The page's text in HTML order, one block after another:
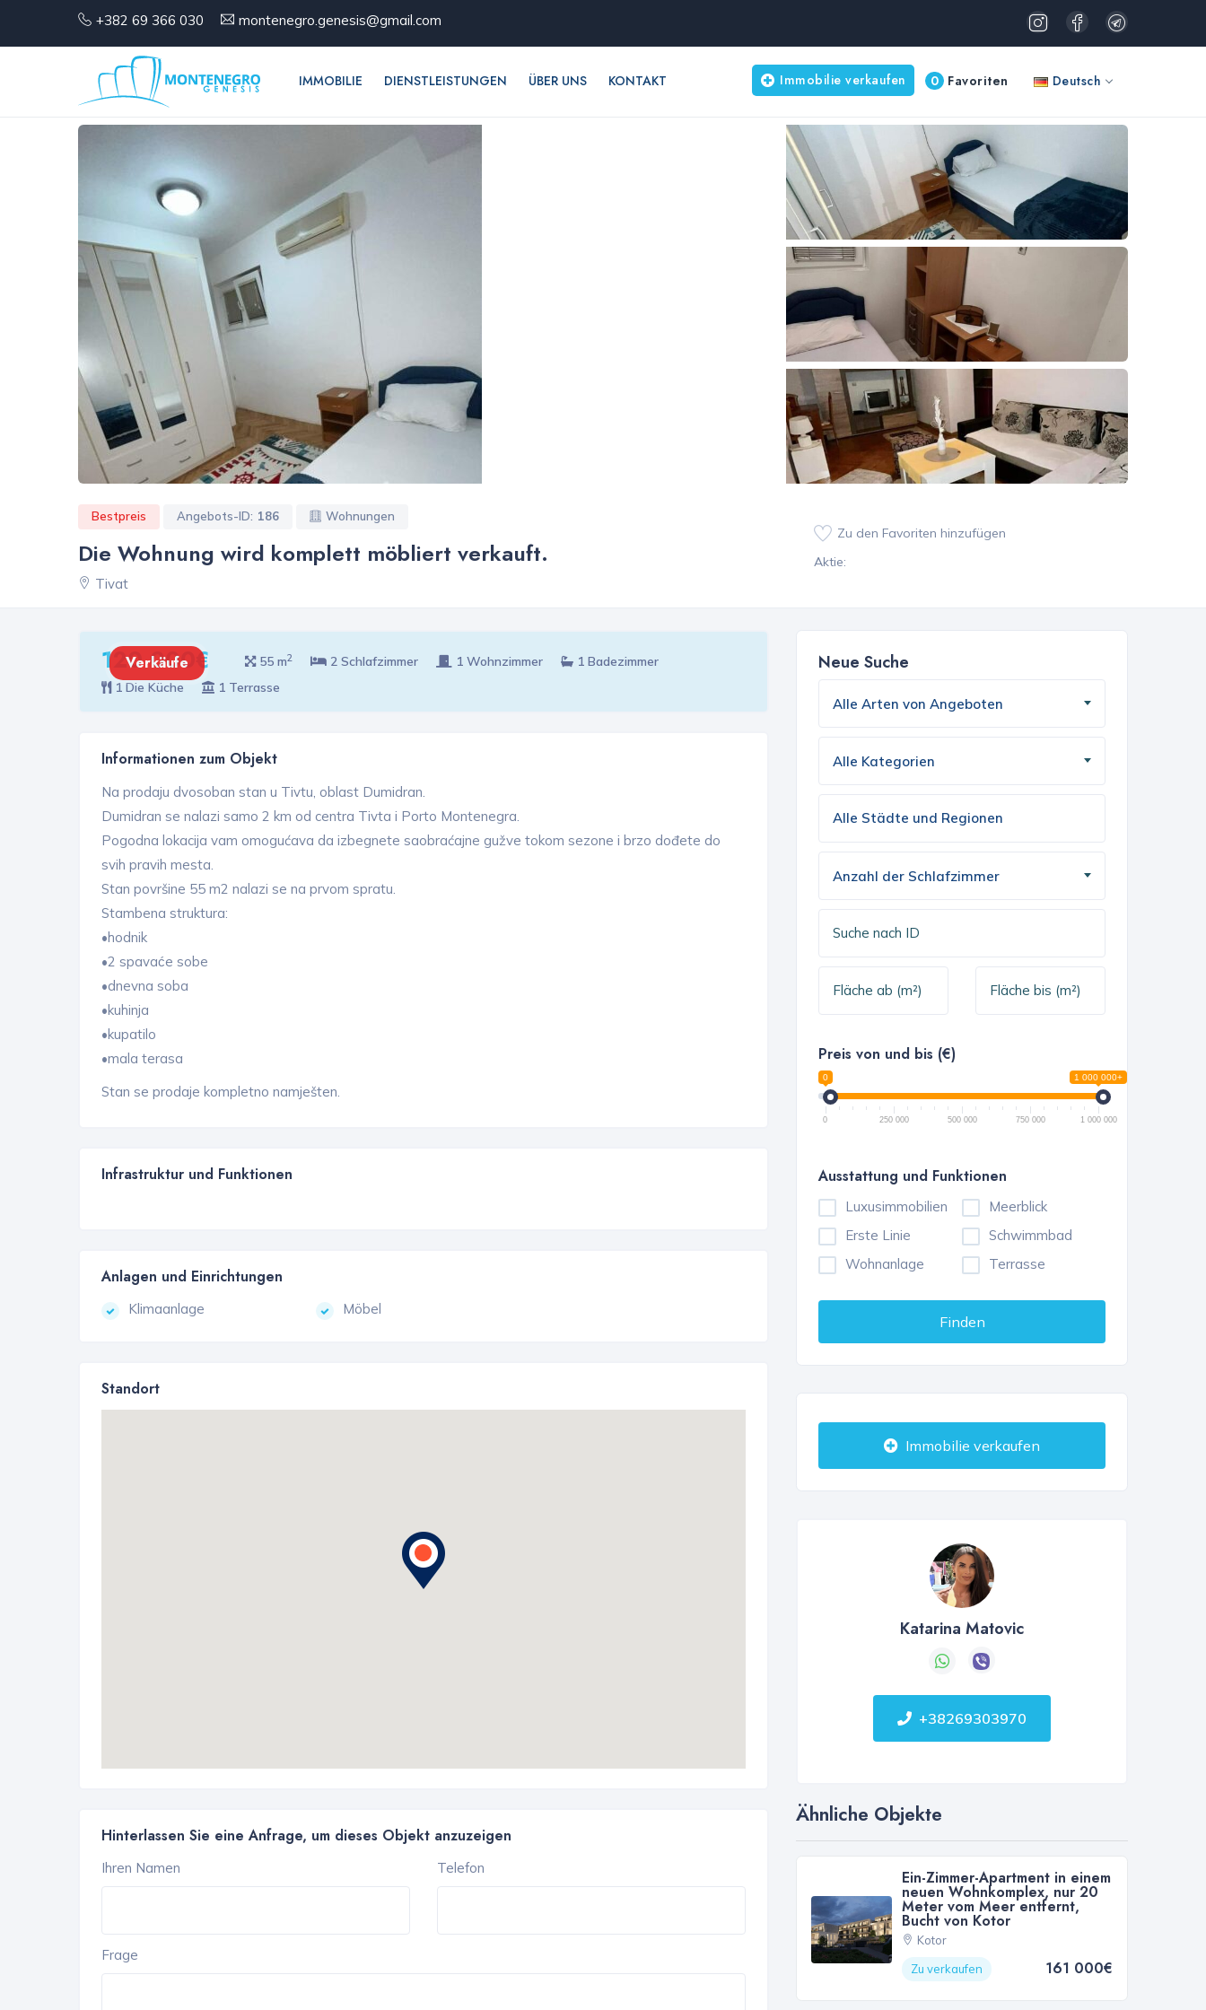
+382 69 366 030 montenegro.genesis@gmail.com
IMMOBILIE DIENSTLEISTUNGEN ÜBER UNS KONTAKT 0 Favoriten Deutsch
Immobilie verkaufen
Bestpreis Angebots-ID: 186 Wohnungen
Die Wohnung wird komplett möbliert verkauft.
Tivat
Zu den Favoriten hinzufügen
Aktie:
120 000€
Verkäufe 55 m2 2 Schlafzimmer 1 Wohnzimmer
1 Badezimmer
1 Die Küche
1 Terrasse
Informationen zum Objekt
Na prodaju dvosoban stan u Tivtu, oblast Dumidran.
Dumidran se nalazi samo 2 km od centra Tivta i Porto Montenegra.
Pogodna lokacija vam omogućava da izbegnete saobraćajne gužve tokom sezone i brzo dođete do
svih pravih mesta.
Stan površine 55 m2 nalazi se na prvom spratu.
Stambena struktura:
•hodnik
•2 spavaće sobe
•dnevna soba
•kuhinja
•kupatilo
•mala terasa
Stan se prodaje kompletno namješten.
Infrastruktur und Funktionen
Anlagen und Einrichtungen
Klimaanlage Möbel
Standort
Hinterlassen Sie eine Anfrage, um dieses Objekt anzuzeigen
Ihren Namen Telefon
Frage
Neue Suche
Alle Arten von Angeboten
Alle Kategorien
Anzahl der Schlafzimmer
Preis von und bis (€)
0 1 000 000+
0 250 000 500 000 750 000 1 000 000
Ausstattung und Funktionen
Luxusimmobilien
Meerblick
Erste Linie
Schwimmbad
Wohnanlage
Terrasse
Finden
Immobilie verkaufen
Katarina Matovic
+38269303970
Ähnliche Objekte
Ein-Zimmer-Apartment in einem
neuen Wohnkomplex, nur 20
Meter vom Meer entfernt,
Bucht von Kotor
Kotor
Zu verkaufen
161 000€